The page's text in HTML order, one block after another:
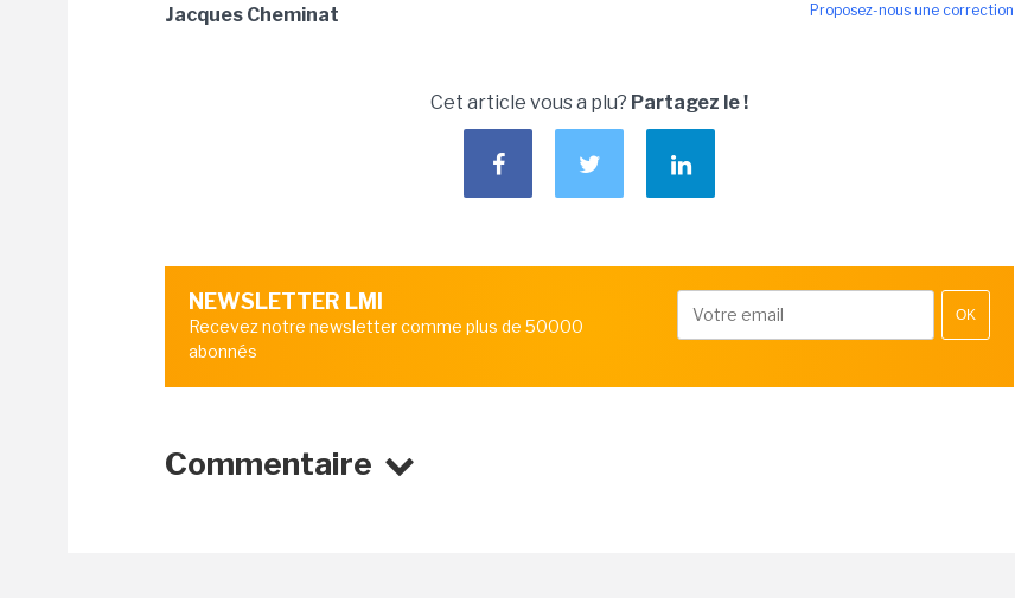
Proposez-nous une correction
Jacques Cheminat
Cet article vous a plu? Partagez le !
NEWSLETTER LMI
Recevez notre newsletter comme plus de 50000
abonnés
OK
Commentaire